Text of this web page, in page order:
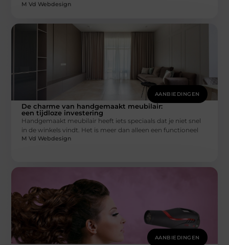
M Vd Webdesign
AANBIEDINGEN
De charme van handgemaakt meubilair:
een tijdloze investering
Handgemaakt meubilair heeft iets speciaals dat je niet snel
in de winkels vindt. Het is meer dan alleen een functioneel
M Vd Webdesign
AANBIEDINGEN